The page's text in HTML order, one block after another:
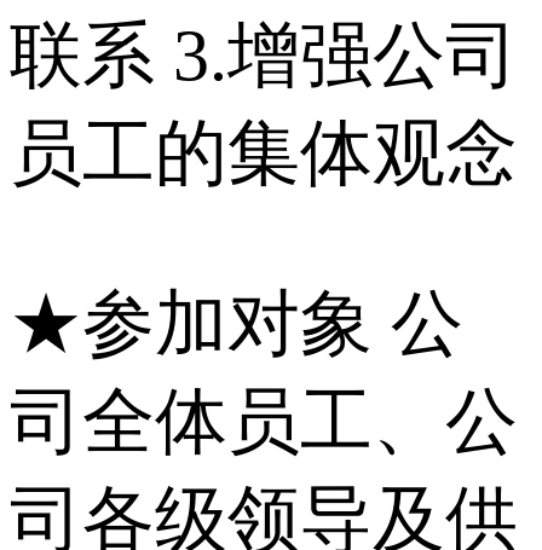
联系 3.增强公司
员工的集体观念
★参加对象 公
司全体员工、公
司各级领导及供